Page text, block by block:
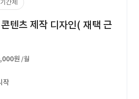
기간제
텐츠 제작 디자인( 재택 근
원 /월
작